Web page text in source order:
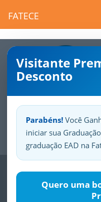
FATECE
Visitante
Desconto
Parabéns! Você
iniciar sua
graduação EAD na
Quero uma
Sua
Previous